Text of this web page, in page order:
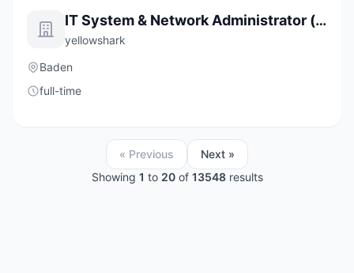
IT System & Network Administrator (m/w) 80-100%
yellowshark
Baden
full-time
« Previous
Next »
Showing 1 to 20of 13548results